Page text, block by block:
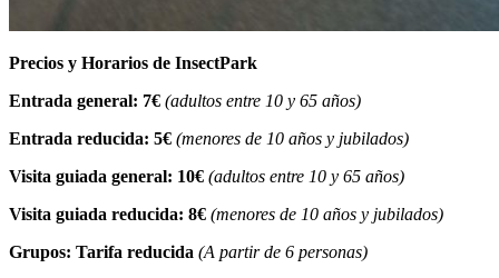
Precios y Horarios de InsectPark
Entrada general: 7€ (adultos entre 10 y 65 años)
Entrada reducida: 5€ (menores de 10 años y jubilados)
Visita guiada general: 10€ (adultos entre 10 y 65 años)
Visita guiada reducida: 8€ (menores de 10 años y jubilados)
Grupos: Tarifa reducida (A partir de 6 personas)